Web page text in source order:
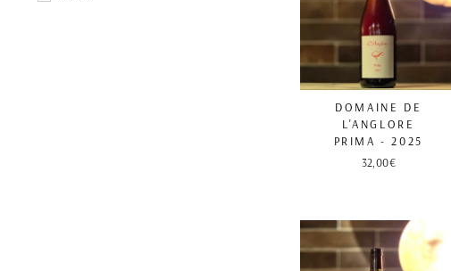
DOMAINE DE
L'ANGLORE
PRIMA - 2025
32,00€